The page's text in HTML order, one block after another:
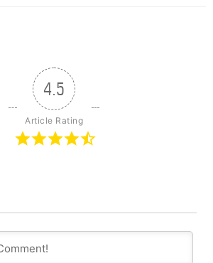
4.5
Article Rating